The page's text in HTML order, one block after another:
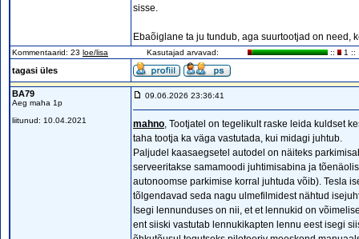
sisse.
Ebaõiglane ta ju tundub, aga suurtootjad on need,
Kommentaarid: 23 loe/lisa Kasutajad arvavad: :: 1 ::
tagasi üles
BA79
Aeg maha 1p
liitunud: 10.04.2021
09.06.2026 23:36:41
mahno, Tootjatel on tegelikult raske leida kuldset
taha tootja ka väga vastutada, kui midagi juhtub.
Paljudel kaasaegsetel autodel on näiteks
serveeritakse samamoodi juhtimisabina ja
autonoomse parkimise korral juhtuda võib). Tesla
tõlgendavad seda nagu ulmefilmidest nähtud
Isegi lennunduses on nii, et et lennukid on
ent siiski vastutab lennukikapten lennu eest isegi